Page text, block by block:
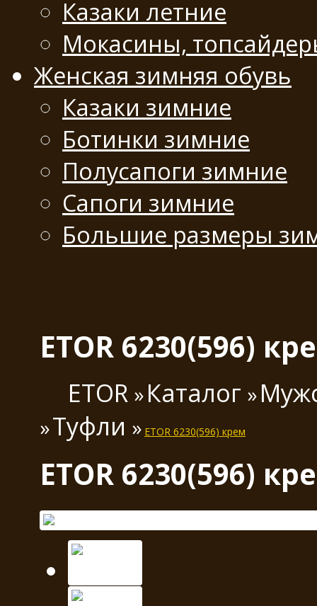
Казаки летние
Мокасины,
Женская зимняя обувь
Казаки зимние
Ботинки зимние
Полусапоги зимние
Сапоги зимние
Большие размеры
ETOR 6230(596)
ETOR Каталог
Туфли
ETOR 6230(596) крем
ETOR 6230(596)